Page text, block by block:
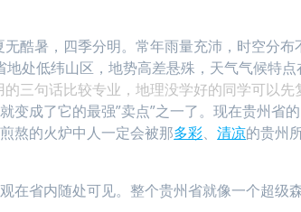
酷暑，四季分明。常年雨量充沛，时空分布
地处低纬山区，地势高差悬殊，天气气候特点
的三句话比较专业，地理没学好的同学可以先
变成了它的最强”卖点”之一了。现在贵州省的
熬的火炉中人一定会被那多彩、清凉的贵州
在省内随处可见。整个贵州省就像一个超级